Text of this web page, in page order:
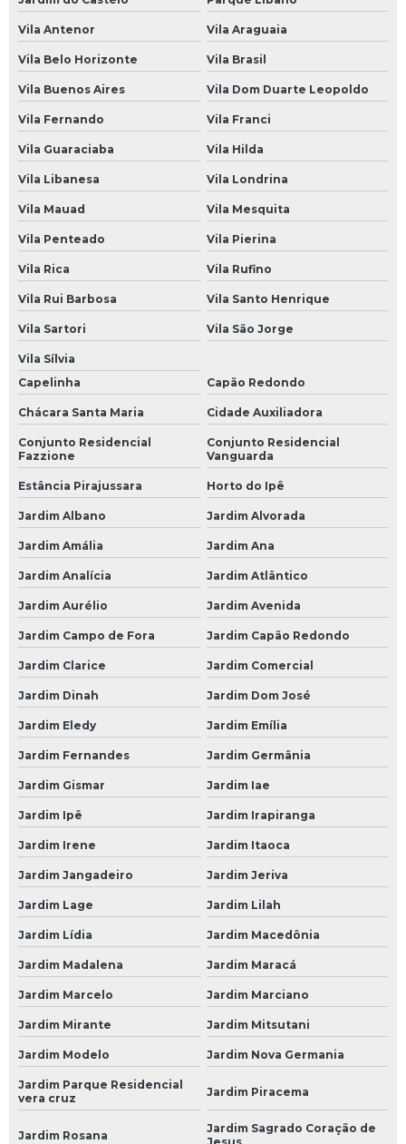
Oficina Mecânica de Motos
Oficina Mecânica Direção Hidráulica
Oficina Mecânica e Elétrica
Oficina Mecânica Elétrica
Oficina Mecânica Elétrica Carros
Oficina Mecânica Especializada em Câmbio Automático
Oficina Mecânica Ford
Oficina Mecânica Hyundai
Oficina Mecânica Injeção Eletrônica
Oficina Mecânica Mercedes Benz
Oficina Mecânica Peugeot
Oficina Mecânica Renault
Oficina Mecânica Suspensão
Mecânica 24 Horas
Mecânica 24 Horas SP
Mecânico 24 Horas
Mecânico 24 Horas em São Paulo
Mecânico 24 Horas em SP
Mecânico 24 Horas na Avenida do Estado
Mecânico 24 Horas na Paulista
Mecânico 24 Horas na Zona Leste
Mecânico 24 Horas na Zona Oeste
Mecânico 24 Horas na Zona Sul
Mecânico 24 Horas no Morumbi
Mecânico 24 Horas SP Zona Norte
Oficina Mecânica 24 Horas
Oficina Mecânica 24 Horas em SP
Serviços de Mecânica 24 Horas
Socorro Mecânico 24 Horas
Socorro Mecânico 24 Horas SP
Vila Antenor Vila Araguaia
Vila Belo Horizonte Vila Brasil
Vila Buenos Aires Vila Dom Duarte Leopoldo
Vila Fernando Vila Franci
Vila Guaraciaba Vila Hilda
Vila Libanesa Vila Londrina
Vila Mauad Vila Mesquita
Vila Penteado Vila Pierina
Vila Rica Vila Rufino
Vila Rui Barbosa Vila Santo Henrique
Vila Sartori Vila São Jorge
Vila Sílvia
Capelinha
Capão Redondo
Chácara Santa Maria Cidade Auxiliadora
Conjunto Residencial
Fazzione
Conjunto Residencial
Vanguarda
Estância Pirajussara Horto do Ipê
Jardim Albano Jardim Alvorada
Jardim Amália Jardim Ana
Jardim Analícia Jardim Atlântico
Jardim Aurélio Jardim Avenida
Jardim Campo de Fora Jardim Capão Redondo
Jardim Clarice Jardim Comercial
Jardim Dinah Jardim Dom José
Jardim Eledy Jardim Emília
Jardim Fernandes Jardim Germânia
Jardim Gismar Jardim Iae
Jardim Ipê Jardim Irapiranga
Jardim Irene Jardim Itaoca
Jardim Jangadeiro Jardim Jeriva
Jardim Lage Jardim Lilah
Jardim Lídia Jardim Macedônia
Jardim Madalena Jardim Maracá
Jardim Marcelo Jardim Marciano
Jardim Mirante Jardim Mitsutani
Jardim Modelo Jardim Nova Germania
Jardim Parque Residencial
vera cruz
Jardim Piracema
Jardim Rosana
Jardim Sagrado Coração de